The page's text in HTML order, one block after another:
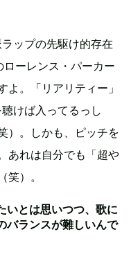
ップの先駆け的存在
ーレンス・パーカー
。「リアリティー」
けば入ってるっし
）。しかも、ピッチを
あれは自分でも「超や
）。
いとは思いつつ、歌に
バランスが難しいんで